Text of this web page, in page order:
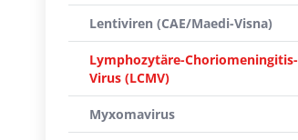
Lentiviren (CAE/Maedi-Visna)
Lymphozytäre-Choriomeningitis-
Virus (LCMV)
Myxomavirus